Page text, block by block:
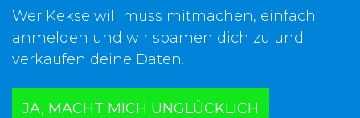
Wer Kekse will muss mitmachen, einfach
anmelden und wir spamen dich zu und
verkaufen deine Daten.
JA, MACHT MICH UNGLÜCKLICH